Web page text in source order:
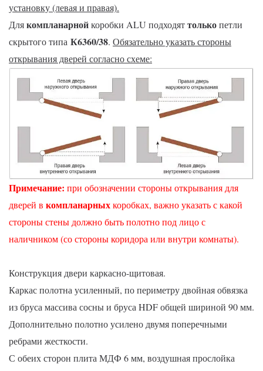
установку (левая и правая).
Длякомпланарнойкоробки ALU подходяттолькопетли
скрытого типа К6360/38. Обязательно указать стороны
открывания дверей согласно схеме:
Примечание: при обозначении стороны открывания для
дверей в компланарныхкоробках, важно указать с какой
стороны стены должно быть полотно под лицо с
наличником (со стороны коридора или внутри комнаты).
Конструкция двери каркасно-щитовая.
Каркас полотна усиленный, по периметру двойная обвязка
из бруса массива сосны и бруса HDF общей шириной 90 мм.
Дополнительно полотно усилено двумя поперечными
ребрами жесткости.
С обеих сторон плита МДФ 6 мм, воздушная прослойка